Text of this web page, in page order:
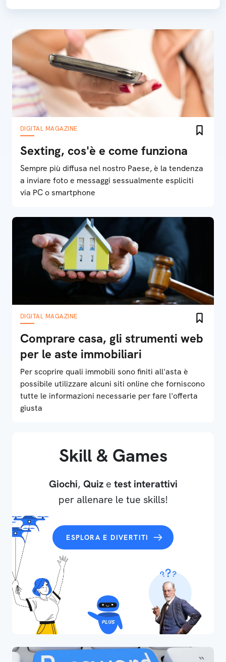
DIGITAL MAGAZINE
Sexting, cos'è e come funziona
Sempre più diffusa nel nostro Paese, è la tendenza
a inviare foto e messaggi sessualmente espliciti
via PC o smartphone
DIGITAL MAGAZINE
Comprare casa, gli strumenti web
per le aste immobiliari
Per scoprire quali immobili sono finiti all'asta è
possibile utilizzare alcuni siti online che forniscono
tutte le informazioni necessarie per fare l'offerta
giusta
Skill & Games
Giochi, Quize test interattivi
per allenare le tue skills!
ESPLORA E DIVERTITI